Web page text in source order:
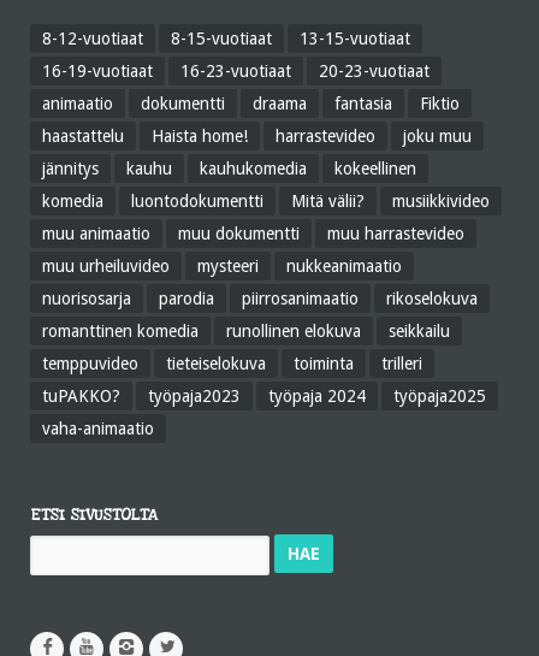
8-12-vuotiaat 8-15-vuotiaat
13-15-vuotiaat
16-19-vuotiaat
16-23-vuotiaat
20-23-vuotiaat
animaatio
dokumentti draama fantasia
Fiktio
haastattelu
Haista home! harrastevideo
joku muu
jännitys
kauhu kauhukomedia
kokeellinen
komedia
luontodokumentti Mitä välii?
musiikkivideo
muu animaatio
muu dokumentti
muu harrastevideo
muu urheiluvideo
mysteeri
nukkeanimaatio
nuorisosarja
parodia piirrosanimaatio
rikoselokuva
romanttinen komedia
runollinen elokuva
seikkailu
temppuvideo
tieteiselokuva toiminta
trilleri
tuPAKKO?
työpaja2023 työpaja 2024
työpaja2025
vaha-animaatio
ETSI SIVUSTOLTA